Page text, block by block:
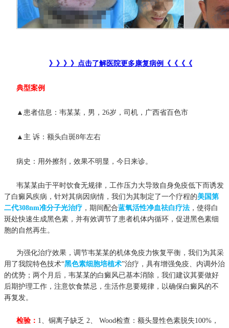
》》》》点击了解医院更多康复病例《《《《
典型案例
▲患者信息：韦某某，男，26岁，司机，广西省百色市
▲主 诉：额头白斑8年左右
病史：用外擦剂，效果不明显，今日来诊。
韦某某由于平时饮食无规律，工作压力大导致自身免疫低下而诱发
了白癜风疾病，针对其病因病情，我们为其制定了一个疗程的美国第
二代308nm准分子光治疗 ，期间配合蓝氧活性净血祛白疗法 ，使得白
斑处快速生成黑色素，并有效调节了患者机体内循环，促进黑色素细
胞的自然再生。
为强化治疗效果，调节韦某某的机体免疫力恢复平衡，我们为其采
用了我院特色技术“黑色素细胞培植术”治疗，具有增强免疫、内调外治
的优势；两个月后，韦某某的白癜风已基本消除，我们建议其要做好
后期护理工作，注意饮食禁忌，生活作息要规律，以确保白癜风的不
再复发。
检验： 1、铜离子缺乏 2、 Wood检查：额头显性色素脱失100%，